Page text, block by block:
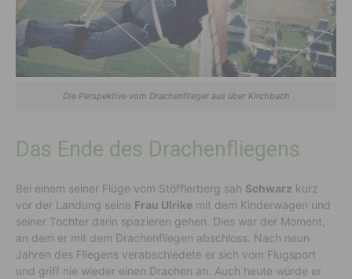
Die Perspektive vom Drachenflieger aus über Kirchbach
Das Ende des Drachenfliegens
Bei einem seiner Flüge vom Stöfflerberg sah Schwarz kurz
vor der Landung seine Frau Ulrike mit dem Kinderwagen und
seiner Tochter darin spazieren gehen. Dies war der Moment,
an dem er mit dem Drachenfliegen abschloss. Nach neun
Jahren des Fliegens verabschiedete er sich vom Flugsport
und griff nie wieder einen Drachen an. Auch heute würde er